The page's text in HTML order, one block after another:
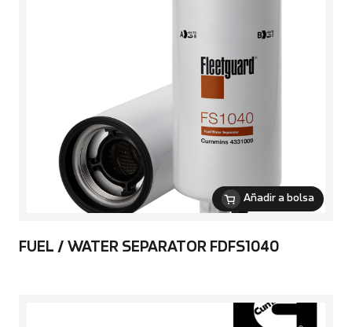
Añadir a bolsa
FUEL / WATER SEPARATOR FDFS1040